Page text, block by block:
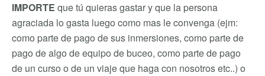
IMPORTE que tú quieras gastar y que la persona
agraciada lo gasta luego como mas le convenga (ejm:
como parte de pago de sus inmersiones, como parte de
pago de algo de equipo de buceo, como parte de pago
de un curso o de un viaje que haga con nosotros etc..) o